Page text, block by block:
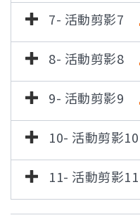
7- 活動剪影7
8- 活動剪影8
9- 活動剪影9
10- 活動剪影10
11- 活動剪影11